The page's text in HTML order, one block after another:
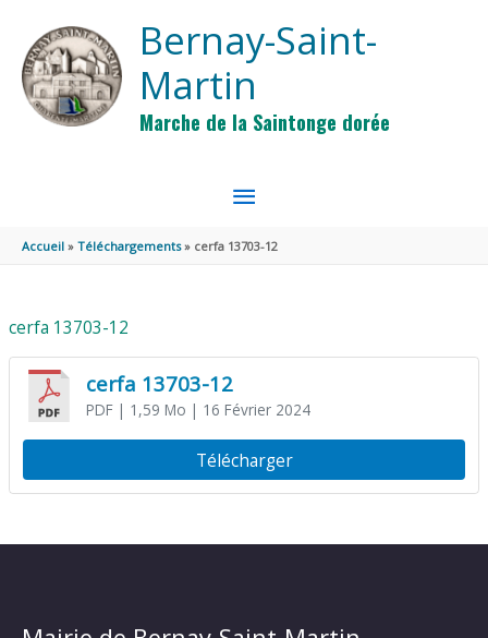
Bernay-Saint-
Martin
Marche de la Saintonge dorée
MENU
PRINCIPAL
Accueil Téléchargements cerfa 13703-12
cerfa 13703-12
cerfa 13703-12
PDF| 1,59 Mo | 16 Février 2024
Télécharger